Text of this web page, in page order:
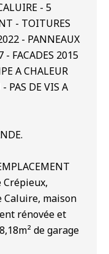
- 5
- TOITURES
- PANNEAUX
- FACADES 2015
A CHALEUR
PAS DE VIS A
Crépieux,
Caluire, maison
rénovée et
de garage